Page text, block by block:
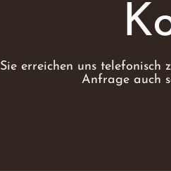
Sie erreichen uns telefonisch
Anfrage auch